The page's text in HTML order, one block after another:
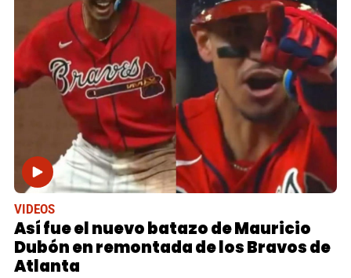
VIDEOS
Así fue el nuevo batazo de Mauricio
Dubón en remontada de los Bravos de
Atlanta